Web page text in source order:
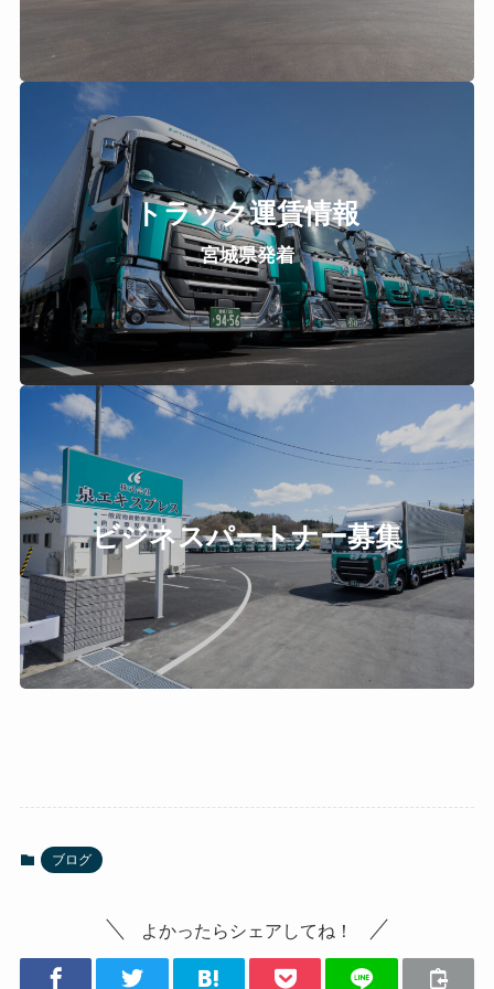
トラック運賃情報
宮城県発着
ビジネスパートナー募集
ブログ
よかったらシェアしてね！